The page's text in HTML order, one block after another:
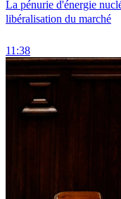
La pénurie d'énergie
libéralisation du marché
11:38